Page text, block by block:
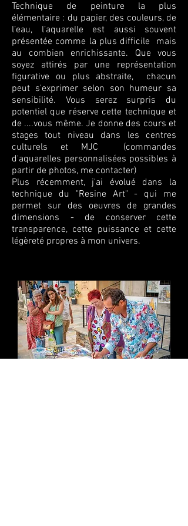
Technique de peinture la plus
élémentaire : du papier, des couleurs, de
l’eau, l’aquarelle est aussi souvent
présentée comme la plus difficile mais
au combien enrichissante. Que vous
soyez attirés par une représentation
figurative ou plus abstraite, chacun
peut s'exprimer selon son humeur sa
sensibilité. Vous serez surpris du
potentiel que réserve cette technique et
de ....vous même. Je donne des cours et
stages tout niveau dans les centres
culturels et MJC (commandes
d'aquarelles personnalisées possibles à
partir de photos, me contacter)
Plus récemment, j'ai évolué dans la
technique du "Resine Art" - qui me
permet sur des oeuvres de grandes
dimensions - de conserver cette
transparence, cette puissance et cette
légèreté propres à mon univers.